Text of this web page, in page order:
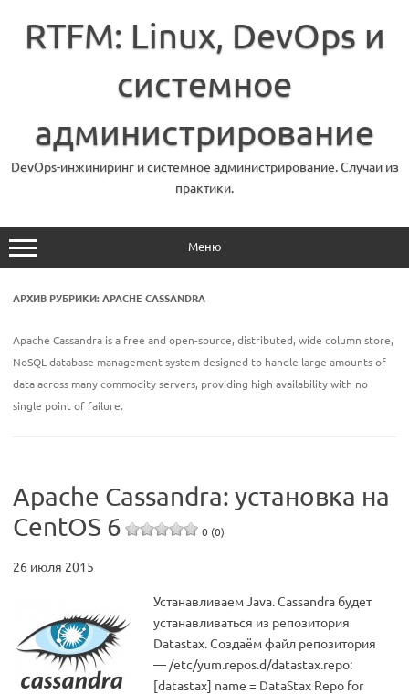
содержимому
RTFM: Linux, DevOps и
системное
администрирование
DevOps-инжиниринг и системное администрирование. Случаи из
практики.
Меню
АРХИВ РУБРИКИ:APACHE CASSANDRA
Apache Cassandra is a free and open-source, distributed, wide column store,
NoSQL database management system designed to handle large amounts of
data across many commodity servers, providing high availability with no
single point of failure.
Apache Cassandra: установка на
CentOS 6
0 (0)
26 июля 2015
Устанавливаем Java. Cassandra будет
устанавливаться из репозитория
Datastax. Создаём файл репозитория
— /etc/yum.repos.d/datastax.repo:
[datastax] name = DataStax Repo for